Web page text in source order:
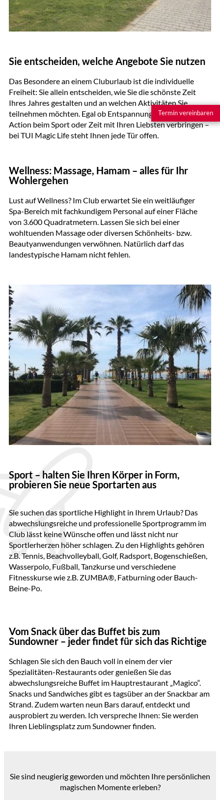
Sie entscheiden, welche Angebote Sie nutzen
Das Besondere an einem Cluburlaub ist die individuelle
Freiheit: Sie allein entscheiden, wie Sie die schönste Zeit
Ihres Jahres gestalten und an welchen Aktivitäten Sie
teilnehmen möchten. Egal ob Entspannung am Strand,
Action beim Sport oder Zeit mit Ihren Liebsten verbringen –
bei TUI Magic Life steht Ihnen jede Tür offen.
Wellness: Massage, Hamam – alles für Ihr
Wohlergehen
Lust auf Wellness? Im Club erwartet Sie ein weitläufiger
Spa-Bereich mit fachkundigem Personal auf einer Fläche
von 3.600 Quadratmetern. Lassen Sie sich bei einer
wohltuenden Massage oder diversen Schönheits- bzw.
Beautyanwendungen verwöhnen. Natürlich darf das
landestypische Hamam nicht fehlen.
Sport – halten Sie Ihren Körper in Form,
probieren Sie neue Sportarten aus
Sie suchen das sportliche Highlight in Ihrem Urlaub? Das
abwechslungsreiche und professionelle Sportprogramm im
Club lässt keine Wünsche offen und lässt nicht nur
Sportlerherzen höher schlagen. Zu den Highlights gehören
z.B. Tennis, Beachvolleyball, Golf, Radsport, Bogenschießen,
Wasserpolo, Fußball, Tanzkurse und verschiedene
Fitnesskurse wie z.B. ZUMBA®, Fatburning oder Bauch-
Beine-Po.
Vom Snack über das Buffet bis zum
Sundowner – jeder findet für sich das Richtige
Schlagen Sie sich den Bauch voll in einem der vier
Spezialitäten-Restaurants oder genießen Sie das
abwechslungsreiche Buffet im Hauptrestaurant „Magico“.
Snacks und Sandwiches gibt es tagsüber an der Snackbar am
Strand. Zudem warten neun Bars darauf, entdeckt und
ausprobiert zu werden. Ich verspreche Ihnen: Sie werden
Ihren Lieblingsplatz zum Sundowner finden.
Sie sind neugierig geworden und möchten Ihre persönlichen
magischen Momente erleben?
Termin vereinbaren